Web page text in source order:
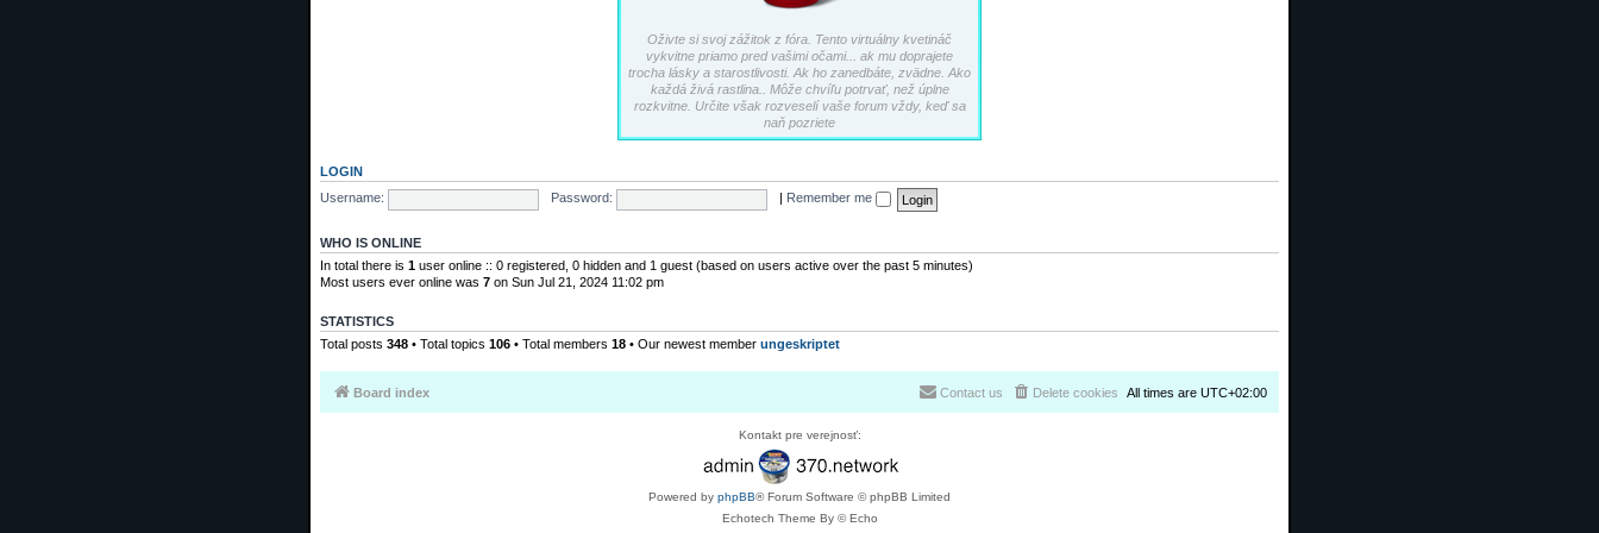
Oživte si svoj zážitok z fóra. Tento virtuálny kvetináč
vykvitne priamo pred vašimi očami... ak mu doprajete
trocha lásky a starostlivosti. Ak ho zanedbáte, zvädne. Ako
každá živá rastlina.. Môže chvíľu potrvať, než úplne
rozkvitne. Určite však rozveselí vaše forum vždy, keď sa
naň pozriete
LOGIN
Username:
Password: Remember me
WHO IS ONLINE
In total there is 1 user online :: 0 registered, 0 hidden and 1 guest (based on users active over the past 5 minutes)
Most users ever online was 7 on Sun Jul 21, 2024 11:02 pm
STATISTICS
Total posts 348 • Total topics 106 • Total members 18 • Our newest member ungeskriptet
Board index All times are UTC+02:00
Delete cookies
Contact us
Kontakt pre verejnosť:
Powered by phpBB® Forum Software © phpBB Limited
Echotech Theme By © Echo